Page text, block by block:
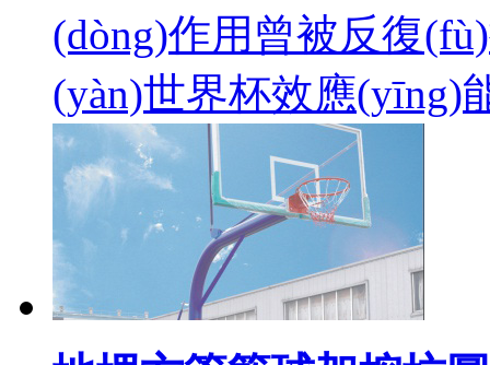
(dòng)作用曾被反復
(yàn)世界杯效應(yīng)